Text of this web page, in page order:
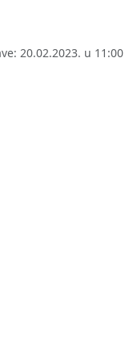
20.02.2023. u 11:00